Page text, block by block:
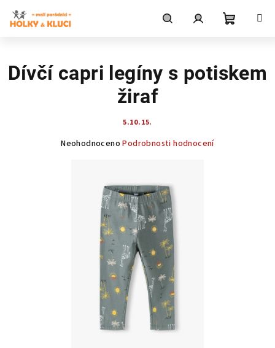
obsah
košík
Dívčí capri legíny s potiskem
žiraf
5.10.15.
Průměrné
hvězdiček.
Neohodnoceno Podrobnosti hodnocení